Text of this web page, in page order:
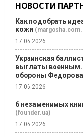
НОВОСТИ
Как подобрать
кожи
17.06.2026
Украинская
выплаты военным.
обороны Федорова
17.06.2026
6 незаменимых
(founder.ua)
17.06.2026